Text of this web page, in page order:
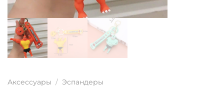
Аксессуары / Эспандеры